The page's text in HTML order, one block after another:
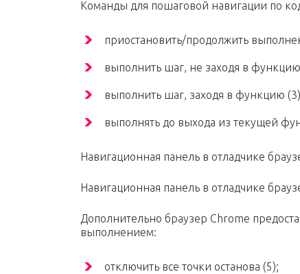
Команды для пошаговой навигации по
приостановить/продолжить
выполнить шаг, не заходя в
выполнить шаг, заходя в функцию
выполнять до выхода из текущей
Навигационная панель в отладчике
Навигационная панель в отладчике
Дополнительно браузер Chrome
выполнением:
отключить все точки останова (5);